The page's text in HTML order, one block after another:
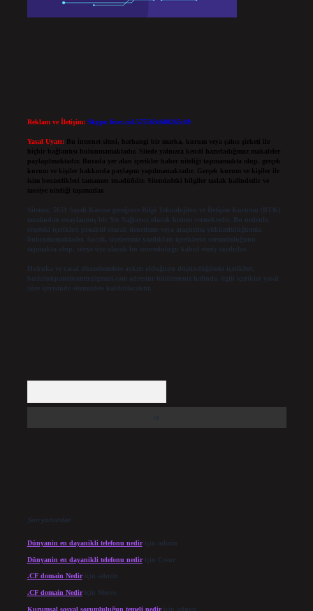
Reklam ve İletişim: Skype: live:.cid.575569c608265c69
Yasal Uyarı:
Bu internet sitesi, herhangi bir marka, kurum veya şahıs şirketi ile
hiçbir bağlantısı bulunmamaktadır. Sitede yalnızca kendi hazırladığımız makaleler
paylaşılmaktadır. Burada yer alan içerikler haber niteliği taşımamakta olup, gerçek
kurum ve kişiler hakkında paylaşım yapılmamaktadır. Gerçek kurum ve kişiler ile
isim benzerlikleri tamamen tesadüfidir. Sitemizdeki bilgiler taslak halindedir ve
tavsiye niteliği taşımazlar.
Sitemiz, 5651 Sayılı Kanun gereğince Bilgi Teknolojileri ve İletişim Kurumu (BTK)
tarafından onaylanmış bir Yer Sağlayıcı olarak hizmet vermektedir. Bu nedenle,
sitedeki içerikleri proaktif olarak denetleme veya araştırma yükümlülüğümüz
bulunmamaktadır. Ancak, üyelerimiz yazdıkları içeriklerin sorumluluğunu
taşımakta olup, siteye üye olarak bu sorumluluğu kabul etmiş sayılırlar.
Hukuka ve yasal düzenlemelere aykırı olduğunu düşündüğünüz içerikleri,
backlinkpanelicomtr@gmail.comadresine bildirmeniz halinde, ilgili içerikler yasal
süre içerisinde sitemizden kaldırılacaktır.
Son yorumlar
Dünyanin en dayanikli telefonu nediriçin admin
Dünyanin en dayanikli telefonu nediriçin Cesur
.CF domain Nediriçin admin
.CF domain Nediriçin Merve
Kurumsal sosyal sorumluluğun temeli nediriçin admin